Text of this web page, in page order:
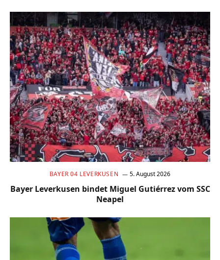
BAYER 04 LEVERKUSEN 5. August 2026
Bayer Leverkusen bindet Miguel Gutiérrez vom SSC
Neapel